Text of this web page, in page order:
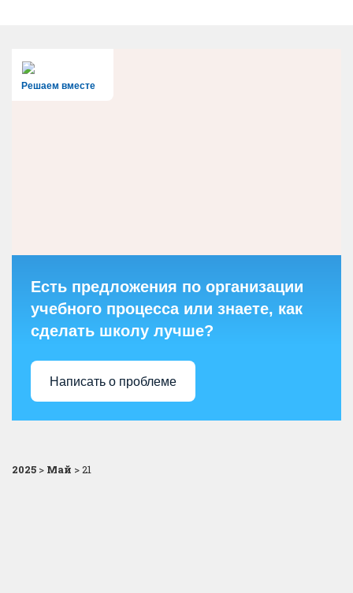
Решаем вместе
Есть предложения по организации
учебного процесса или знаете, как
сделать школу лучше?
Написать о проблеме
2025 > Май >21